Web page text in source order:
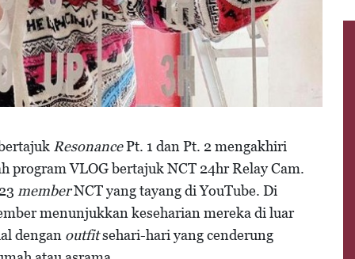
ResonancePt. 1 dan Pt. 2 mengakhiri
program VLOG bertajuk NCT 24hr Relay Cam.
memberNCT yang tayang di YouTube. Di
menunjukkan keseharian mereka di luar
dengan outfitsehari-hari yang cenderung